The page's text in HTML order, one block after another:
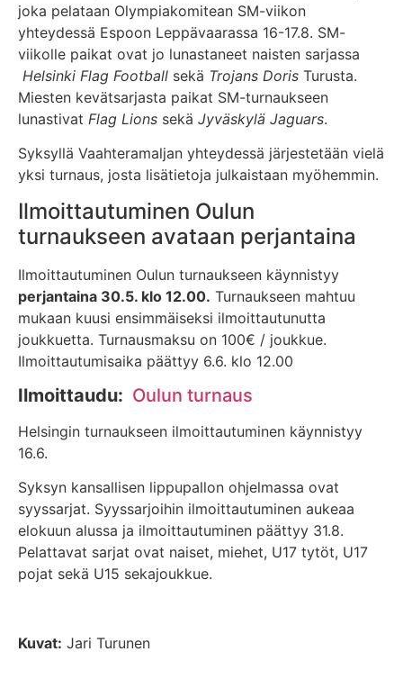
joka pelataan Olympiakomitean SM-viikon
yhteydessä Espoon Leppävaarassa 16-17.8. SM-
viikolle paikat ovat jo lunastaneet naisten sarjassa
Helsinki Flag Football sekä Trojans Doris Turusta.
Miesten kevätsarjasta paikat SM-turnaukseen
lunastivat Flag Lions sekä Jyväskylä Jaguars.
Syksyllä Vaahteramaljan yhteydessä järjestetään vielä
yksi turnaus, josta lisätietoja julkaistaan myöhemmin.
Ilmoittautuminen Oulun
turnaukseen avataan perjantaina
Ilmoittautuminen Oulun turnaukseen käynnistyy
perjantaina 30.5. klo 12.00. Turnaukseen mahtuu
mukaan kuusi ensimmäiseksi ilmoittautunutta
joukkuetta. Turnausmaksu on 100€ / joukkue.
Ilmoittautumisaika päättyy 6.6. klo 12.00
Ilmoittaudu: Oulun turnaus
Helsingin turnaukseen ilmoittautuminen käynnistyy
16.6.
Syksyn kansallisen lippupallon ohjelmassa ovat
syyssarjat. Syyssarjoihin ilmoittautuminen aukeaa
elokuun alussa ja ilmoittautuminen päättyy 31.8.
Pelattavat sarjat ovat naiset, miehet, U17 tytöt, U17
pojat sekä U15 sekajoukkue.
Kuvat: Jari Turunen